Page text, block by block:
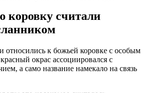
коровку считали
относились к божьей коровке с особым
окрас ассоциировался с
а само название намекало на связь